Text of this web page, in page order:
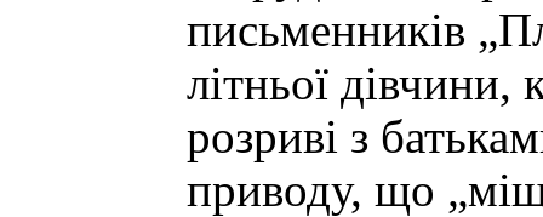
письменників
літньої дівчини,
розриві з
приводу, що